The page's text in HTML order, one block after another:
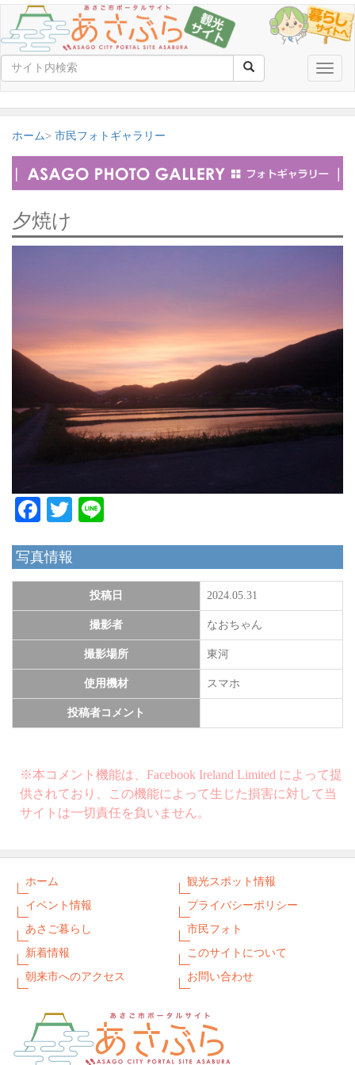
Toggle
ホーム 市民フォトギャラリー
夕焼け
Facebook
Twitter
写真情報
投稿日 2024.05.31
撮影者 なおちゃん
撮影場所 東河
使用機材 スマホ
投稿者コメント
※本コメント機能は、Facebook Ireland Limited によって提
供されており、この機能によって生じた損害に対して当
サイトは一切責任を負いません。
ホーム
観光スポット情報
イベント情報
プライバシーポリシー
あさご暮らし
市民フォト
新着情報
このサイトについて
朝来市へのアクセス
お問い合わせ